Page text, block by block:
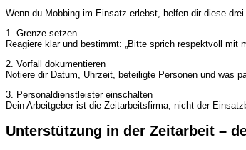
Wenn du Mobbing im Einsatz erlebst, helfen dir diese
1. Grenze setzen
Reagiere klar und bestimmt: „Bitte sprich respektvoll mit
2. Vorfall dokumentieren
Notiere dir Datum, Uhrzeit, beteiligte Personen und was
3. Personaldienstleister einschalten
Dein Arbeitgeber ist die Zeitarbeitsfirma, nicht der
Unterstützung in der Zeitarbeit –